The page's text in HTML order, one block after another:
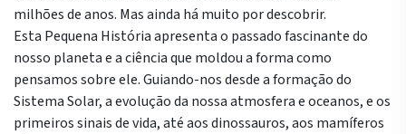
milhões de anos. Mas ainda há muito por descobrir.
Esta Pequena História apresenta o passado fascinante do
nosso planeta e a ciência que moldou a forma como
pensamos sobre ele. Guiando-nos desde a formação do
Sistema Solar, a evolução da nossa atmosfera e oceanos, e os
primeiros sinais de vida, até aos dinossauros, aos mamíferos